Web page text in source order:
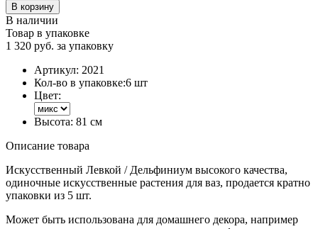
В корзину
В наличии
Товар в упаковке
1 320 руб. за упаковку
Артикул: 2021
Кол-во в упаковке:6 шт
Цвет:
Высота: 81 см
Описание товара
Искусственный Левкой / Дельфиниум высокого качества,
одиночные искусственные растения для ваз, продается кратно
упаковки из 5 шт.
Может быть использована для домашнего декора, например